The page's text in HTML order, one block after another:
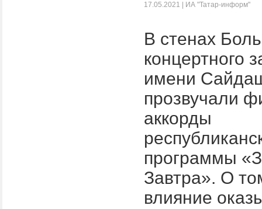
17.05.2021 | ИА "Татар-информ"
В стенах
концертного
имени
прозвучали
аккорды
программы
Завтра». О
влияние